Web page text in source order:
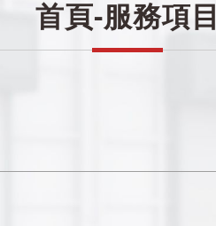
首頁-服務項目